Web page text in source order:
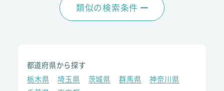
類似の検索条件
都道府県から探す
栃木県
埼玉県 茨城県 群馬県
神奈川県